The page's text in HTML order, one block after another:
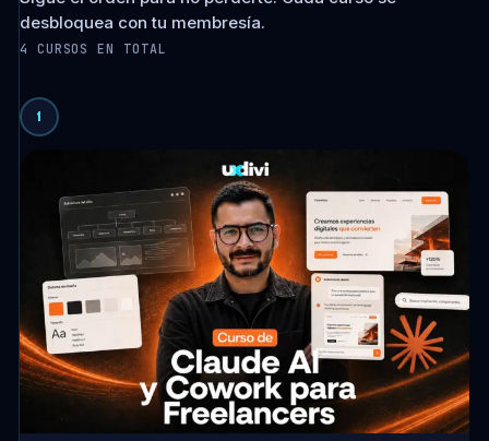
desbloquea con tu membresía.
4 CURSOS EN TOTAL
1